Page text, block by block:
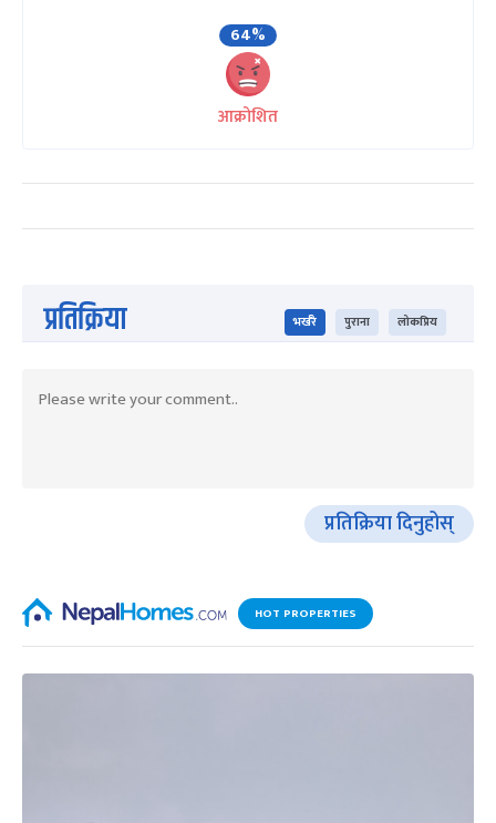
64%
आक्रोशित
प्रतिक्रिया भर्खरै पुराना लोकप्रिय
प्रतिक्रिया दिनुहोस्
HOT PROPERTIES